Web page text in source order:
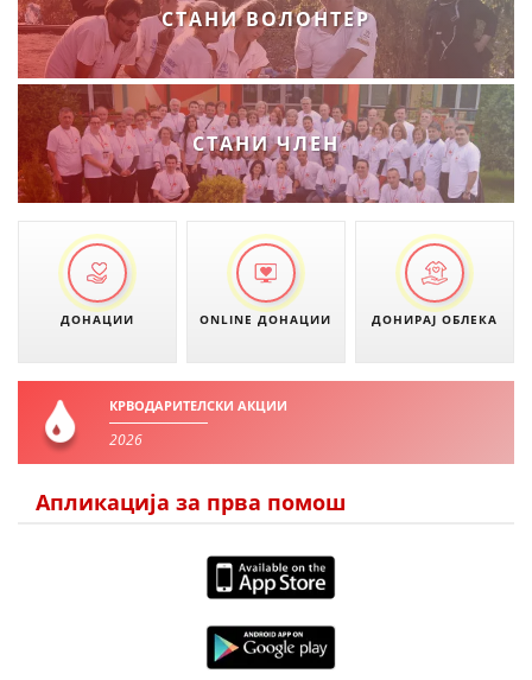
СТАНИ ВОЛОНТЕР
СТАНИ ЧЛЕН
ДОНАЦИИ ONLINE ДОНАЦИИ ДОНИРАЈ ОБЛЕКА
КРВОДАРИТЕЛСКИ АКЦИИ
2026
Апликација за прва помош